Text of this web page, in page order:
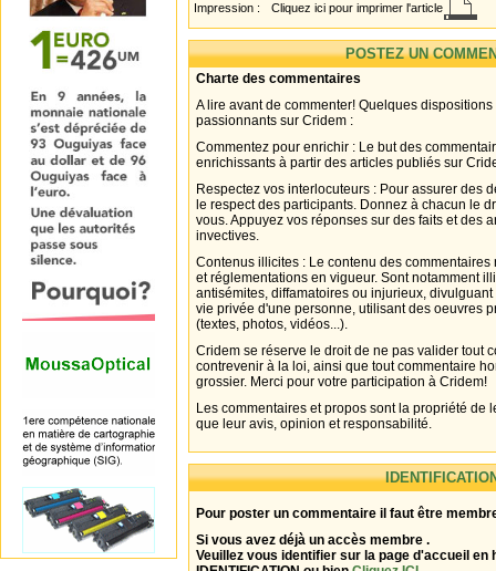
Impression : Cliquez ici pour imprimer l'article
POSTEZ UN
Charte des commentaires
A lire avant de commenter! Quelques
passionnants sur Cridem :
Commentez pour enrichir : Le but des
enrichissants à partir des articles publiés sur
Respectez vos interlocuteurs : Pour assurer des
le respect des participants. Donnez à chacun le
vous. Appuyez vos réponses sur des faits et des
invectives.
Contenus illicites : Le contenu des
et réglementations en vigueur. Sont notamment
antisémites, diffamatoires ou injurieux,
vie privée d'une personne, utilisant des oeuvres
(textes, photos, vidéos...).
Cridem se réserve le droit de ne pas valider tout
contrevenir à la loi, ainsi que tout commentaire
grossier. Merci pour votre participation à Cridem!
Les commentaires et propos sont la propriété de
que leur avis, opinion et responsabilité.
Pour poster un commentaire il faut être
Si vous avez déjà un accès membre .
Veuillez vous identifier sur la page d'accueil en